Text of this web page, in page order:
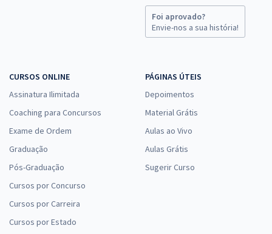
Foi aprovado?
Envie-nos a sua história!
CURSOS ONLINE
Assinatura Ilimitada
Coaching para Concursos
Exame de Ordem
Graduação
Pós-Graduação
Cursos por Concurso
Cursos por Carreira
Cursos por Estado
PÁGINAS ÚTEIS
Depoimentos
Material Grátis
Aulas ao Vivo
Aulas Grátis
Sugerir Curso